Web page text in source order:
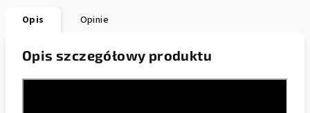
Opis Opinie
Opis szczegółowy produktu